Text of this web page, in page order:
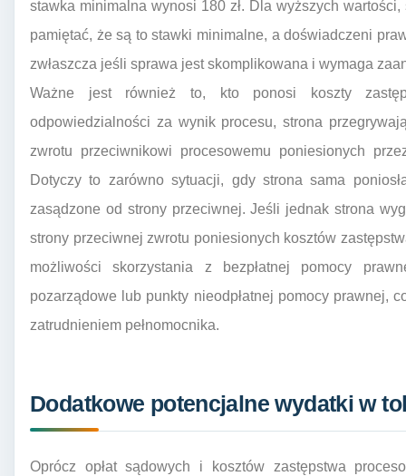
stawka minimalna wynosi 180 zł. Dla wyższych
pamiętać, że są to stawki minimalne, a doświadczeni
zwłaszcza jeśli sprawa jest skomplikowana i wymaga
Ważne jest również to, kto ponosi koszty
odpowiedzialności za wynik procesu, strona
zwrotu przeciwnikowi procesowemu poniesionych
Dotyczy to zarówno sytuacji, gdy strona sama
zasądzone od strony przeciwnej. Jeśli jednak strona
strony przeciwnej zwrotu poniesionych kosztów
możliwości skorzystania z bezpłatnej pomocy
pozarządowe lub punkty nieodpłatnej pomocy prawnej,
zatrudnieniem pełnomocnika.
Dodatkowe potencjalne wydatki w
Oprócz opłat sądowych i kosztów zastępstwa